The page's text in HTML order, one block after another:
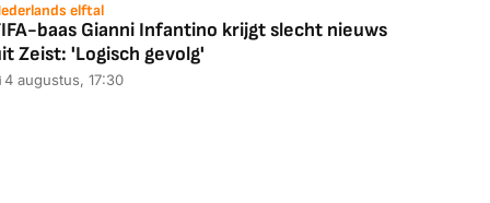
elftal
baas Gianni Infantino krijgt slecht nieuws
Zeist: 'Logisch gevolg'
4 augustus, 17:30